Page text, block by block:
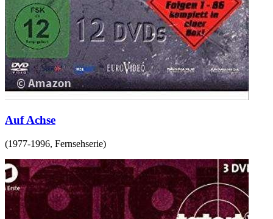
Auf Achse
(1977-1996, Fernsehserie)